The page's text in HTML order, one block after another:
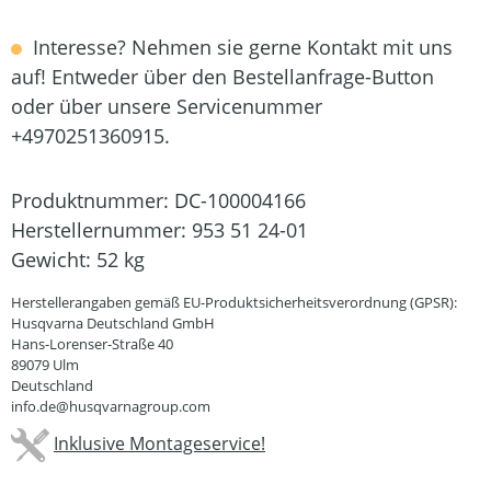
Interesse? Nehmen sie gerne Kontakt mit uns
auf! Entweder über den Bestellanfrage-Button
oder über unsere Servicenummer
+4970251360915.
Produktnummer: DC-100004166
Herstellernummer: 953 51 24-01
Gewicht: 52 kg
Herstellerangaben gemäß EU-Produktsicherheitsverordnung (GPSR):
Husqvarna Deutschland GmbH
Hans-Lorenser-Straße 40
89079 Ulm
Deutschland
info.de@husqvarnagroup.com
Inklusive Montageservice!